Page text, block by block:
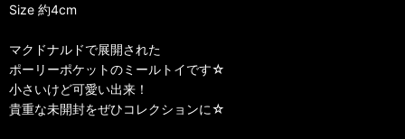
Size 約4cm
マクドナルドで展開された
ポーリーポケットのミールトイです☆
小さいけど可愛い出来！
貴重な未開封をぜひコレクションに☆